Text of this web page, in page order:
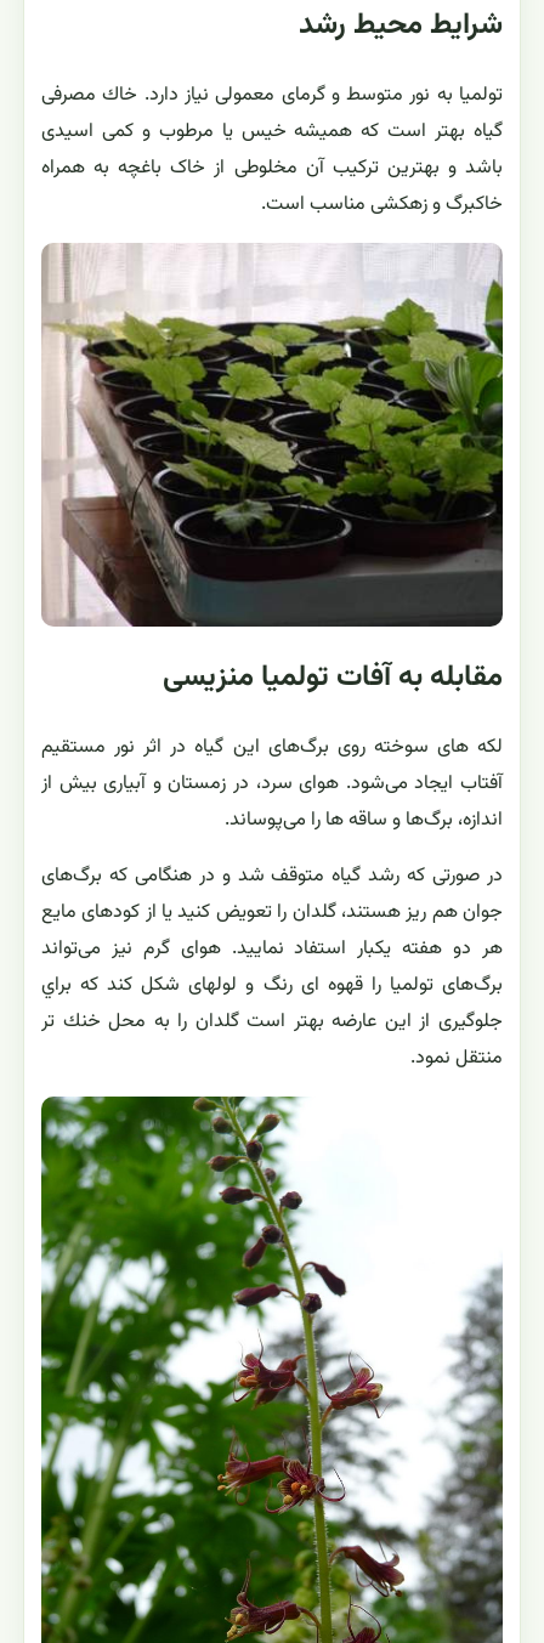
شرایط محیط رشد
تولمیا به نور متوسط و گرمای معمولی نیاز دارد. خاك مصرفی
گياه بهتر است كه همیشه خیس یا مرطوب و کمی اسیدی
باشد و بهترین ترکیب آن مخلوطی از خاک باغچه به همراه
خاکبرگ و زهکشی مناسب است.
مقابله به آفات تولمیا منزیسی
لكه‏ های سوخته روی برگ‌های این گیاه در اثر نور مستقیم
آفتاب ایجاد می‌شود. هوای سرد، در زمستان و آبیاری بیش از
اندازه، برگ‌ها و ساقه ‏ها را می‌پوساند.
در صورتی كه رشد گیاه متوقف شد و در هنگامی كه برگ‌های
جوان هم ریز هستند، گلدان را تعویض كنید یا از كودهای مایع
هر دو هفته یك‏بار استفاد نمایید. هوای گرم نیز می‌تواند
برگ‌های تولمیا را قهوه‏ ای رنگ و لوله‏ای شکل كند كه براي
جلوگيری از اين عارضه بهتر است گلدان را به محل‌ خنك‏ تر
منتقل نمود.